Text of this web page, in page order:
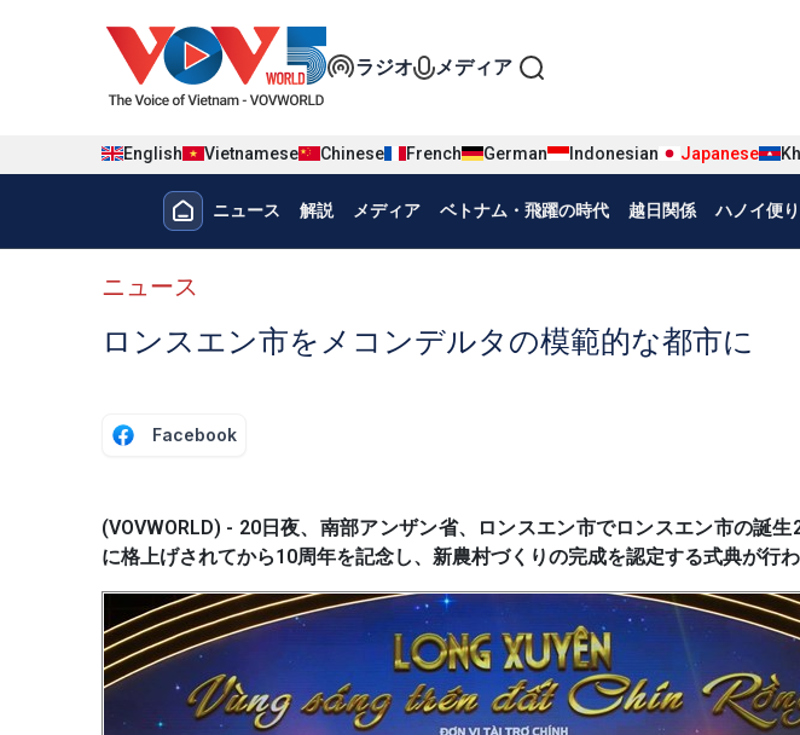
Đa phương tiện tiếng Nhật
ラジオ メディア
English Vietnamese Chinese French German Indonesian Japanese
Menu trang chủ tiếng nhật
ニュース 解説 メディア ベトナム・飛躍の時代 越日関係 ハノイ便り
menu phụ tiếng Nhật
ニュース
ロンスエン市をメコンデルタの模範的な都市に
Facebook
(VOVWORLD) - 20日夜、南部アンザン省、ロンスエン市でロンスエン市の誕
に格上げされてから10周年を記念し、新農村づくりの完成を認定する式典が行わ